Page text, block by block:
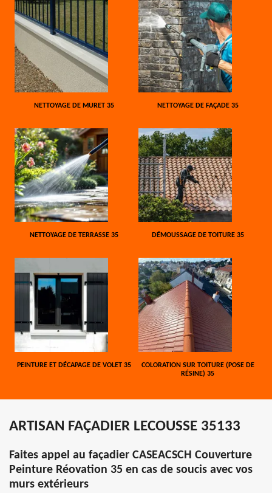
NETTOYAGE DE MURET 35 NETTOYAGE DE FAÇADE 35
NETTOYAGE DE TERRASSE 35 DÉMOUSSAGE DE TOITURE 35
PEINTURE ET DÉCAPAGE DE VOLET 35
COLORATION SUR TOITURE (POSE DE
RÉSINE) 35
ARTISAN FAÇADIER LECOUSSE 35133
Faites appel au façadier CASEACSCH Couverture
Peinture Réovation 35 en cas de soucis avec vos
murs extérieurs